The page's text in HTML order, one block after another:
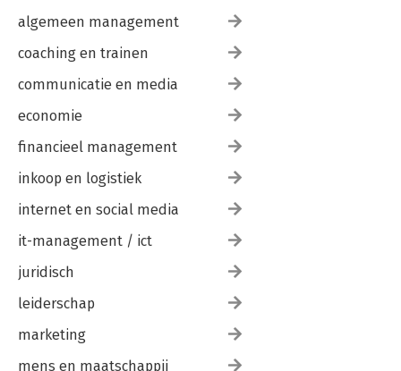
algemeen management
coaching en trainen
communicatie en media
economie
financieel management
inkoop en logistiek
internet en social media
it-management / ict
juridisch
leiderschap
marketing
mens en maatschappij